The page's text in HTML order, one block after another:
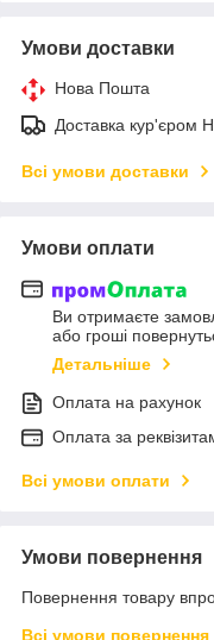
Умови доставки
Нова Пошта
Доставка кур'єром
Всі умови доставки
Умови оплати
Ви отримаєте
або гроші
Детальніше
Оплата на рахунок
Оплата за
Всі умови оплати
Умови повернення
Повернення товару
Всі умови повернення